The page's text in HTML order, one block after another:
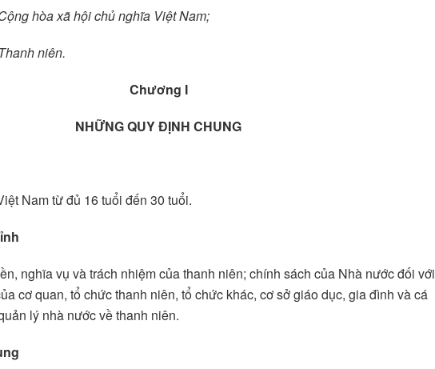
hòa xã hội chủ nghĩa Việt Nam;
niên.
Chương I
NHỮNG QUY ĐỊNH CHUNG
Nam từ đủ 16 tuổi đến 30 tuổi.
nghĩa vụ và trách nhiệm của thanh niên; chính sách của Nhà nước đối với
cơ quan, tổ chức thanh niên, tổ chức khác, cơ sở giáo dục, gia đình và cá
lý nhà nước về thanh niên.